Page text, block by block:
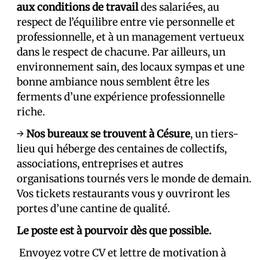
aux conditions de travaildes salarié·es, au
respect de l’équilibre entre vie personnelle et
professionnelle, et à un management vertueux
dans le respect de chacun·e. Par ailleurs, un
environnement sain, des locaux sympas et une
bonne ambiance nous semblent être les
ferments d’une expérience professionnelle
riche.
→Nos bureaux se trouvent à Césure, un tiers-
lieu qui héberge des centaines de collectifs,
associations, entreprises et autres
organisations tournés vers le monde de demain.
Vos tickets restaurants vous y ouvriront les
portes d’une cantine de qualité.
Le poste est à pourvoir dès que possible.
Envoyez votre CV et lettre de motivation à